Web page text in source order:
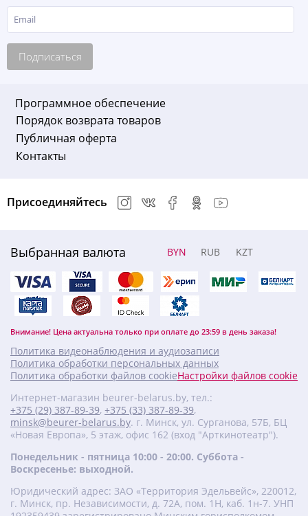
Подписаться
Программное обеспечение
Порядок возврата товаров
Публичная оферта
Контакты
Выбранная валюта BYN RUB KZT
Внимание! Цена актуальна только при оплате до 23:59 в день заказа!
Присоединяйтесь
Политика видеонаблюдения и аудиозаписи
Политика обработки персональных данных
Политика обработки файлов cookieНастройки файлов cookie
Интернет-магазин beurer-belarus.by, тел.:
+375 (29) 387-89-39, +375 (33) 387-89-39,
minsk@beurer-belarus.by. г. Минск, ул. Сурганова, 57Б, БЦ
«Новая Европа», 5 этаж, офис 162 (вход "Арткинотеатр").
Понедельник - пятница 10:00 - 20:00. Суббота -
Воскресенье: выходной.
Юридический адрес: ЗАО «Территория Эдельвейс», 220012,
г. Минск, пр. Независимости, д. 72А, пом. 1Н, каб. 1н-7. УНП